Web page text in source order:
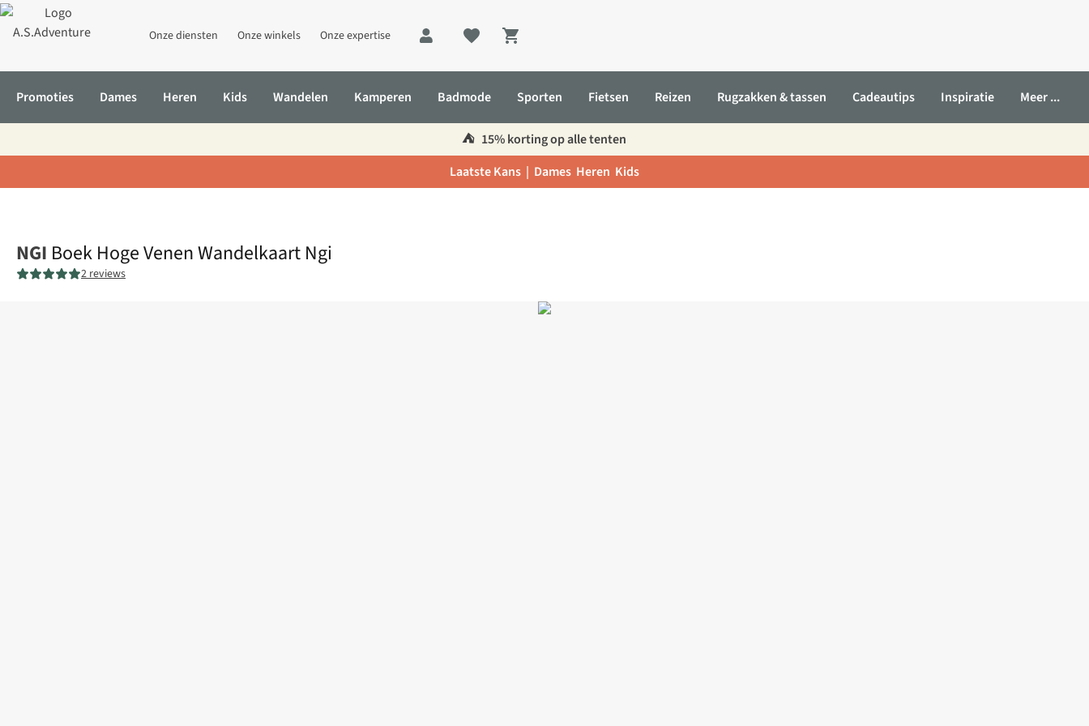
Onze diensten Onze winkels Onze expertise
Shopping cart
Promoties Dames Heren Kids Wandelen Kamperen Badmode Sporten Fietsen Reizen Rugzakken & tassen Cadeautips Inspiratie Meer ...
⛺️ 15% korting op alle tenten
Laatste Kans | Dames Heren Kids
NGI Boek Hoge Venen Wandelkaart Ngi
2 reviews